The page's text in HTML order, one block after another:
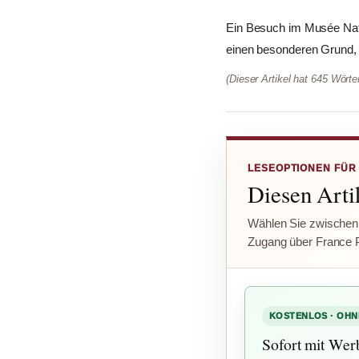
Ein Besuch im Musée
einen besonderen
(Dieser Artikel hat 645
LESEOPTIONEN
Diesen
Wählen Sie
Zugang über France
KOSTENLOS ·
Sofort mit